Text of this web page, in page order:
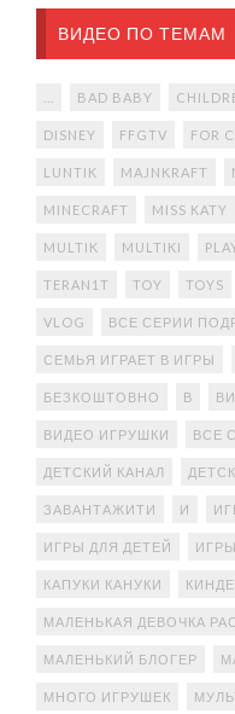
ВИДЕО ПО ТЕМАМ
BAD BABY
DISNEY FFGTV FOR
LUNTIK MAJNKRAFT
MINECRAFT MISS KATY
MULTIK MULTIKI
TERAN1T TOY TOYS
VLOG ВСЕ СЕРИИ
СЕМЬЯ ИГРАЕТ В ИГРЫ
БЕЗКОШТОВНО В
ВИДЕО ИГРУШКИ ВСЕ
ДЕТСКИЙ КАНАЛ
ЗАВАНТАЖИТИ И
ИГРЫ ДЛЯ ДЕТЕЙ
КАПУКИ КАНУКИ
МАЛЕНЬКАЯ ДЕВОЧКА
МАЛЕНЬКИЙ БЛОГЕР
МНОГО ИГРУШЕК